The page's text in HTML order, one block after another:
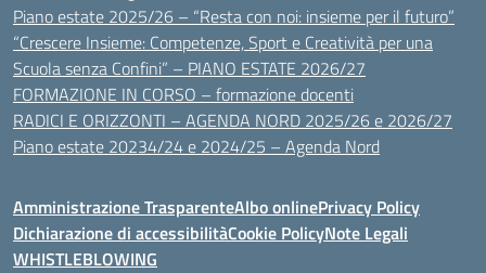
Piano estate 2025/26 – “Resta con noi: insieme per il futuro”
“Crescere Insieme: Competenze, Sport e Creatività per una
Scuola senza Confini” – PIANO ESTATE 2026/27
FORMAZIONE IN CORSO – formazione docenti
RADICI E ORIZZONTI – AGENDA NORD 2025/26 e 2026/27
Piano estate 20234/24 e 2024/25 – Agenda Nord
Amministrazione TrasparenteAlbo onlinePrivacy Policy
Dichiarazione di accessibilitàCookie PolicyNote Legali
WHISTLEBLOWING